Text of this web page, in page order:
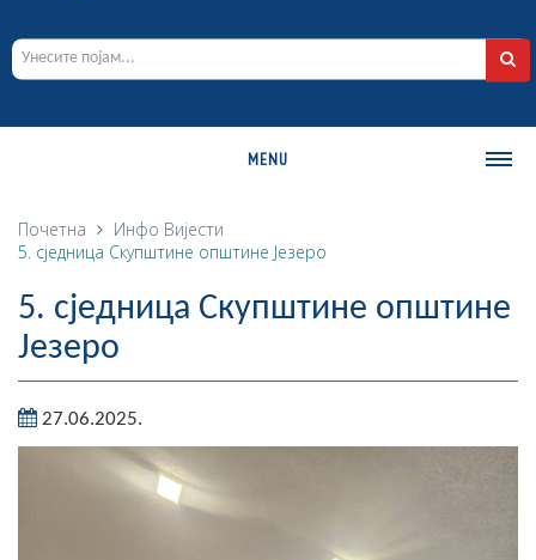
MENU
О ОПШТИНИ
Историја
Географија
Насељена мјеста
Занимљивости
Фотогалерија
Почетна Инфо Вијести
5. сједница Скупштине општине Језеро
5. сједница Скупштине општине
Језеро
27.06.2025.